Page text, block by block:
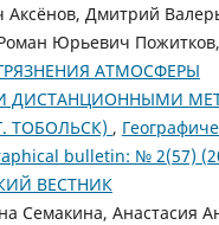
Аксёнов, Дмитрий
Юрьевич Пожитков,
АТМОСФЕРЫ
ДИСТАНЦИОННЫМИ
ТОБОЛЬСК) ,
bulletin: № 2(57)
ВЕСТНИК
Семакина, Анастасия